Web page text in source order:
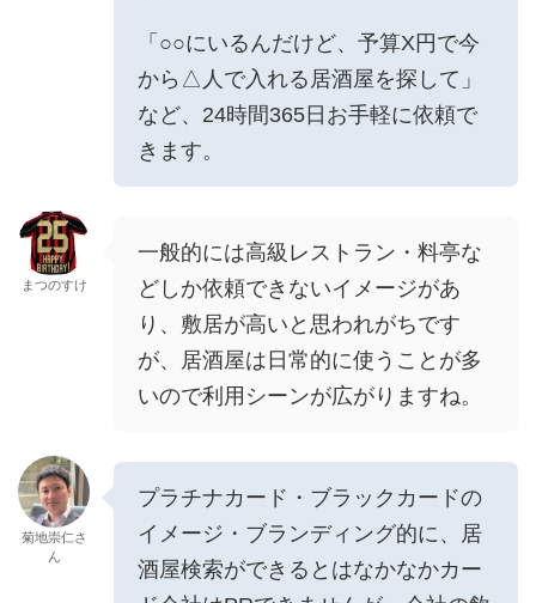
「○○にいるんだけど、予算X円で今
から△人で入れる居酒屋を探して」
など、24時間365日お手軽に依頼で
きます。
まつのすけ
一般的には高級レストラン・料亭な
どしか依頼できないイメージがあ
り、敷居が高いと思われがちです
が、居酒屋は日常的に使うことが多
いので利用シーンが広がりますね。
菊地崇仁さ
ん
プラチナカード・ブラックカードの
イメージ・ブランディング的に、居
酒屋検索ができるとはなかなかカー